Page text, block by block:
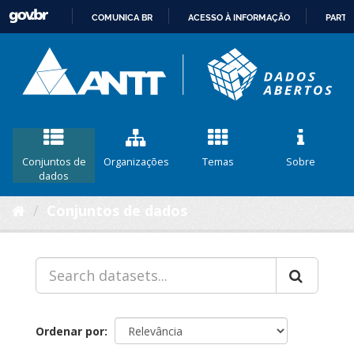
CONTEÚDO
COMUNICA BR ACESSO À INFORMAÇÃO
Conjuntos de
dados
Organizações Temas Sobre
Ordenar por